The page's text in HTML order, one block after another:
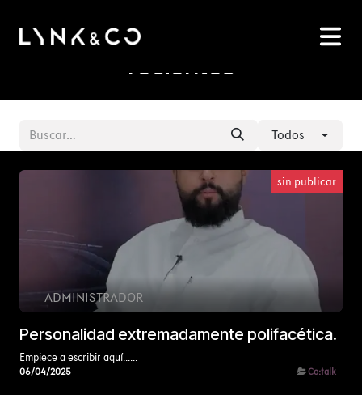
Nuestras publicaciones más
recientes
Todos
ADMINISTRADOR
Personalidad extremadamente polifacética.
Empiece a escribir aquí......
06/04/2025 Co:talk
sin publicar